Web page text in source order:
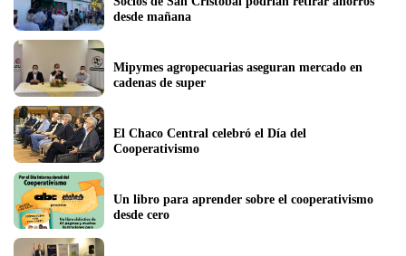
desde mañana
Mipymes agropecuarias aseguran mercado en
cadenas de super
El Chaco Central celebró el Día del
Cooperativismo
Un libro para aprender sobre el cooperativismo
desde cero